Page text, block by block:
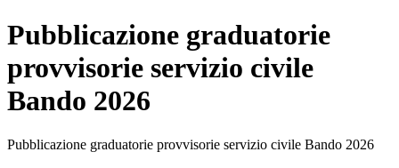
Pubblicazione graduatorie
provvisorie servizio civile
Bando 2026
Pubblicazione graduatorie provvisorie servizio civile Bando 2026